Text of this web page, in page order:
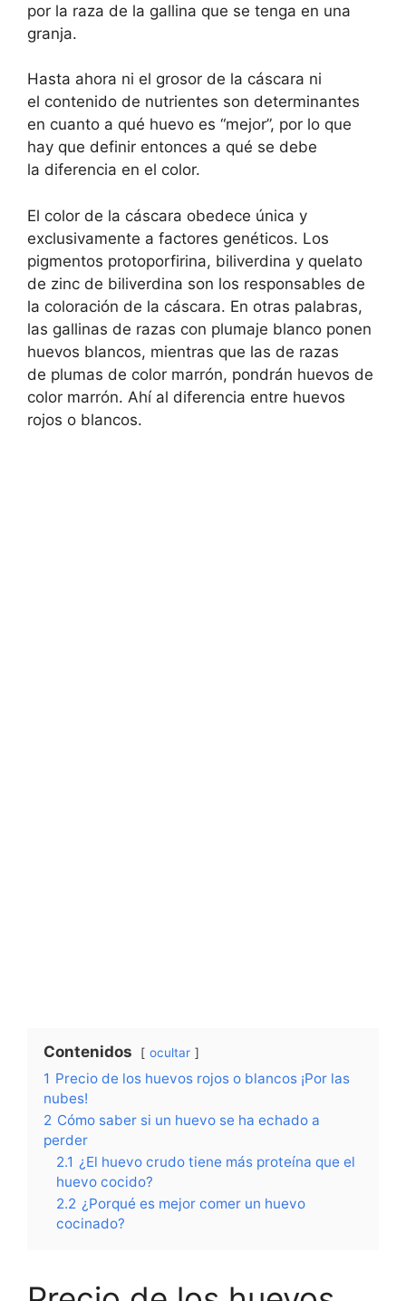
por la raza de la gallina que se tenga en una
granja.
Hasta ahora ni el grosor de la cáscara ni
el contenido de nutrientes son determinantes
en cuanto a qué huevo es “mejor”, por lo que
hay que definir entonces a qué se debe
la diferencia en el color.
El color de la cáscara obedece única y
exclusivamente a factores genéticos. Los
pigmentos protoporfirina, biliverdina y quelato
de zinc de biliverdina son los responsables de
la coloración de la cáscara. En otras palabras,
las gallinas de razas con plumaje blanco ponen
huevos blancos, mientras que las de razas
de plumas de color marrón, pondrán huevos de
color marrón. Ahí al diferencia entre huevos
rojos o blancos.
Contenidos ocultar
1 Precio de los huevos rojos o blancos ¡Por las
nubes!
2 Cómo saber si un huevo se ha echado a
perder
2.1 ¿El huevo crudo tiene más proteína que el
huevo cocido?
2.2 ¿Porqué es mejor comer un huevo
cocinado?